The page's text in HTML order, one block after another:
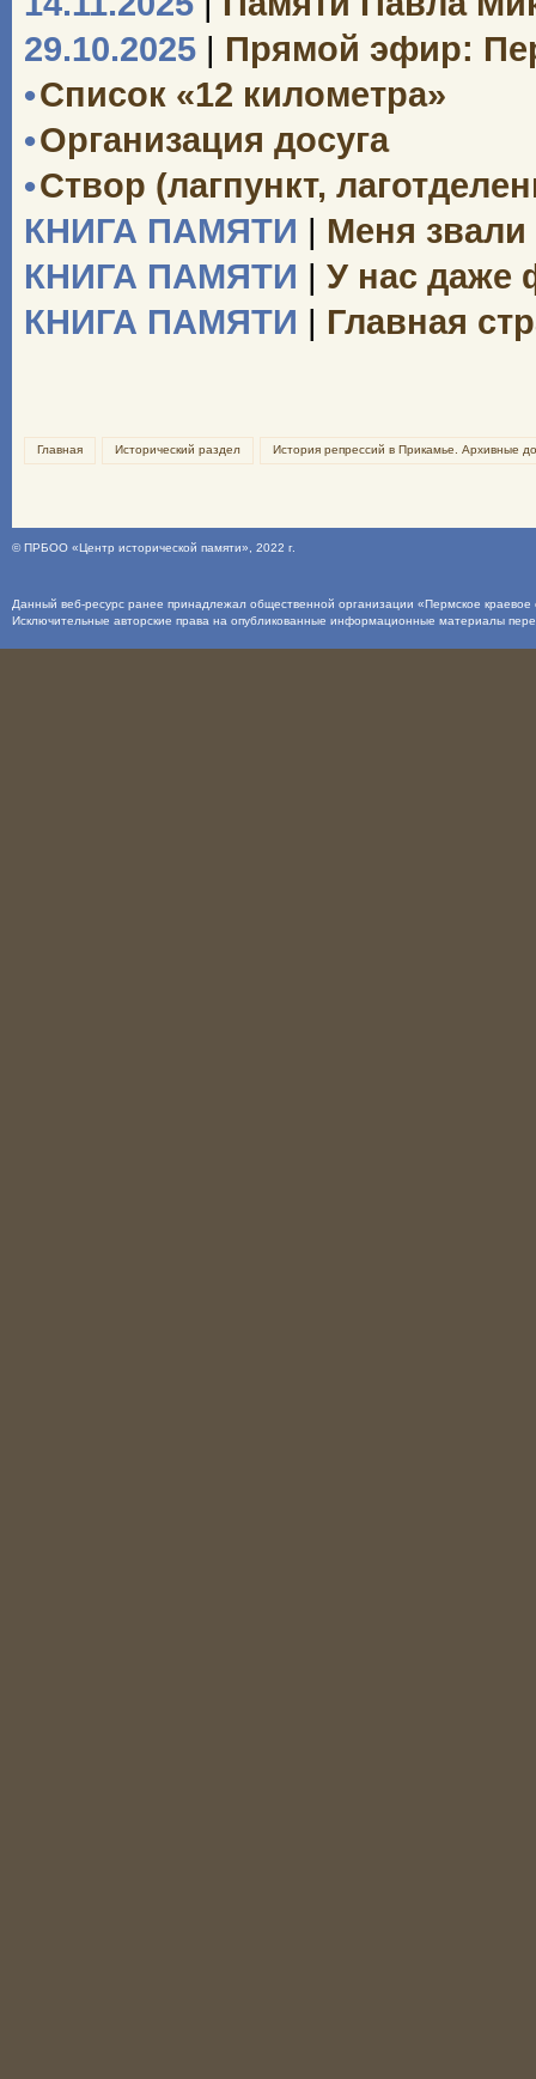
29.10.2025 | Прямой эфир:
•Список «12 километра»
•Организация досуга
•Створ (лагпункт,
КНИГА ПАМЯТИ | Меня
КНИГА ПАМЯТИ | У нас даже
КНИГА ПАМЯТИ | Главная
Главная Исторический раздел История репрессий в Прикамье. Архивные
©ПРБОО «Центр исторической памяти» , 2022 г.
Данный веб-ресурс ранее принадлежал общественной организации «Пермское
Исключительные авторские права на опубликованные информационные материалы